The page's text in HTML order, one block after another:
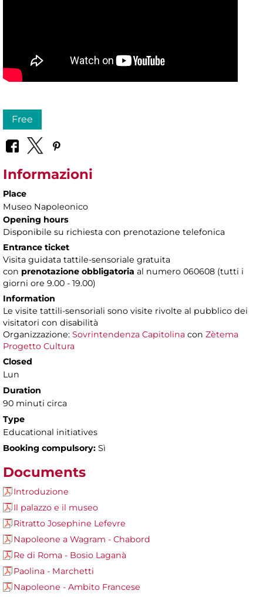
Free
Informazioni
Place
Museo Napoleonico
Opening hours
Disponibile su richiesta con prenotazione telefonica
Entrance ticket
Visita guidata tattile-sensoriale gratuita
con prenotazione obbligatoria al numero 060608 (tutti i
giorni ore 9.00 - 19.00)
Information
Le visite tattili-sensoriali sono visite rivolte al pubblico dei
visitatori con disabilità
Organizzazione: Sovrintendenza Capitolina con Zètema
Progetto Cultura
Closed
Lun
Duration
90 minuti circa
Type
Educational initiatives
Booking compulsory: Sì
Documents
Introduzione
Il palazzo e il museo
Ritratto Josephine Lefevre
Napoleone a Wagram - Chabord
Re di Roma - Bosio Laganà
Paolina - Marchetti
Napoleone - Ambito Francese